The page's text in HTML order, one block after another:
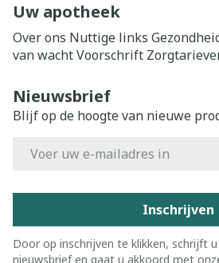
Uw apotheek
Over ons Nuttige links
van wachtVoorschrift
Nieuwsbrief
Blijf op de hoogte van nieuwe
Inschrijven
Door op inschrijven te klikken, schrijft
nieuwsbrief en gaat u akkoord met